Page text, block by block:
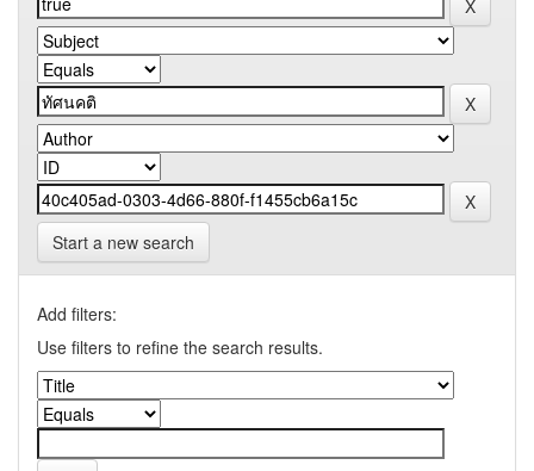
Start a new search
Add filters:
Use filters to refine the search results.